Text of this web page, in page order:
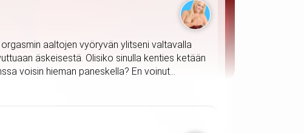
aaltojen vyöryvän ylitseni valtavalla
äskeisestä. Olisiko sinulla kenties ketään
voisin hieman paneskella? En voinut...